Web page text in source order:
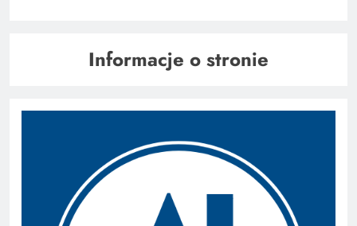
Informacje o stronie